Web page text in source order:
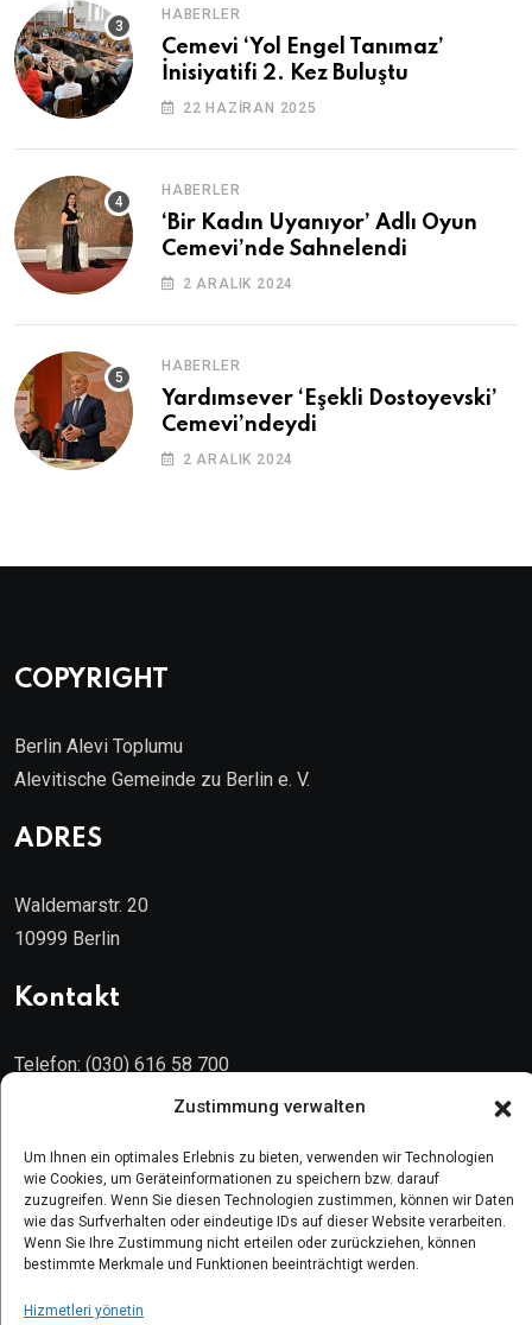
Zustimmung verwalten
Um Ihnen ein optimales Erlebnis zu bieten, verwenden wir Technologien
wie Cookies, um Geräteinformationen zu speichern bzw. darauf
zuzugreifen. Wenn Sie diesen Technologien zustimmen, können wir Daten
wie das Surfverhalten oder eindeutige IDs auf dieser Website verarbeiten.
Wenn Sie Ihre Zustimmung nicht erteilen oder zurückziehen, können
bestimmte Merkmale und Funktionen beeinträchtigt werden.
Hizmetleri yönetin
HABERLER
Cemevi ‘Yol Engel Tanımaz’
İnisiyatifi 2. Kez Buluştu
22 HAZIRAN 2025
HABERLER
‘Bir Kadın Uyanıyor’ Adlı Oyun
Cemevi’nde Sahnelendi
2 ARALIK 2024
HABERLER
Yardımsever ‘Eşekli Dostoyevski’
Cemevi’ndeydi
2 ARALIK 2024
COPYRIGHT
Berlin Alevi Toplumu
Alevitische Gemeinde zu Berlin e. V.
ADRES
Waldemarstr. 20
10999 Berlin
Kontakt
Telefon: (030) 616 58 700
Faks : (030) 616 58 395
E-Posta: cemevi@alevi.org
KÜNYE
Gizlilik politikası